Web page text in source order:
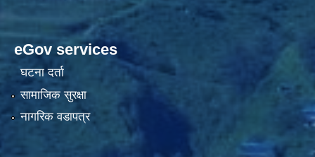
eGov services
घटना दर्ता
सामाजिक सुरक्षा
नागरिक वडापत्र